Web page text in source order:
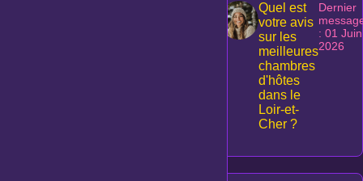
Quel est
votre avis
sur les
meilleures
chambres
d'hôtes
dans le
Loir-et-
Cher ?
Dernier
: 01 Juin
2026